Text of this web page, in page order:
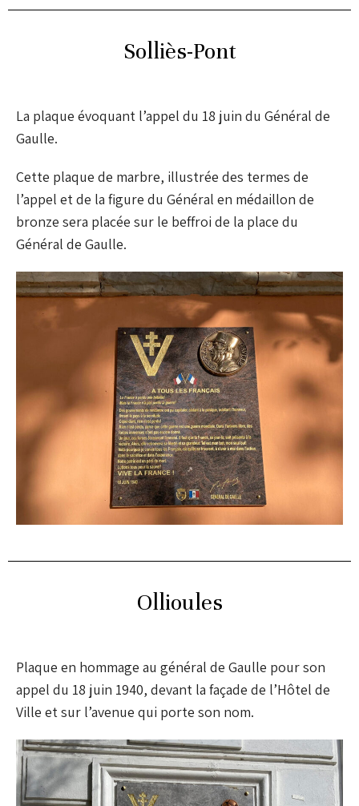
Solliès-Pont
La plaque évoquant l’appel du 18 juin du Général de
Gaulle.
Cette plaque de marbre, illustrée des termes de
l’appel et de la figure du Général en médaillon de
bronze sera placée sur le beffroi de la place du
Général de Gaulle.
Ollioules
Plaque en hommage au général de Gaulle pour son
appel du 18 juin 1940, devant la façade de l’Hôtel de
Ville et sur l’avenue qui porte son nom.